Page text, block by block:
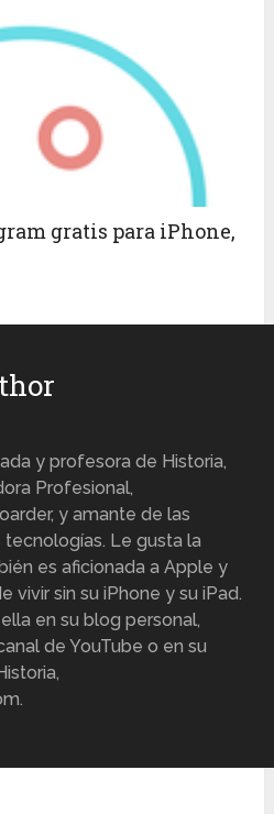
gratis para iPhone,
y profesora de Historia,
Profesional,
y amante de las
tecnologías. Le gusta la
es aficionada a Apple y
vivir sin su iPhone y su iPad.
en su blog personal,
de YouTube o en su